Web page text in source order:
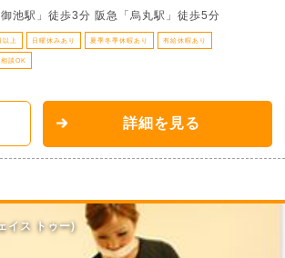
池駅」徒歩3分 阪急「烏丸駅」徒歩5分
以上 日曜休みあり 夏季冬季休暇あり 有給休暇あり
談OK
詳細を見る
イス トゥー)